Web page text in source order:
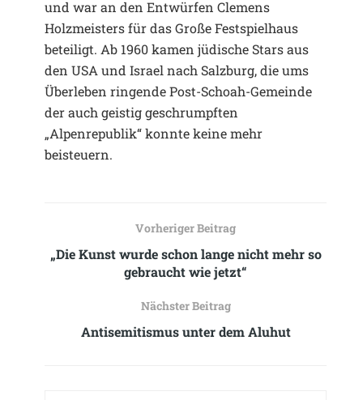
und war an den Entwürfen Clemens
Holzmeisters für das Große Festspielhaus
beteiligt. Ab 1960 kamen jüdische Stars aus
den USA und Israel nach Salzburg, die ums
Überleben ringende Post-Schoah-Gemeinde
der auch geistig geschrumpften
„Alpenrepublik“ konnte keine mehr
beisteuern.
Vorheriger Beitrag
„Die Kunst wurde schon lange nicht mehr so
gebraucht wie jetzt“
Nächster Beitrag
Antisemitismus unter dem Aluhut